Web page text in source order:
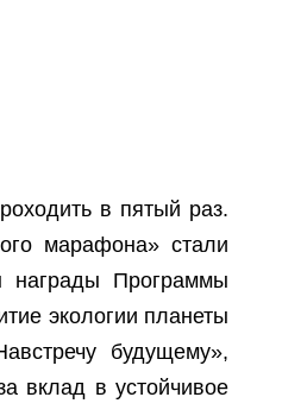
в пятый раз.
марафона» стали
награды Программы
экологии планеты
будущему»,
вклад в устойчивое